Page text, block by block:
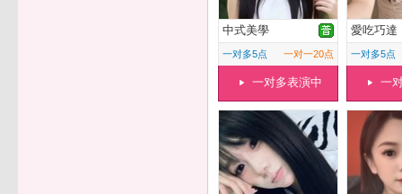
中式美學
一对多5点 一对一20点
一对多表演中
愛吃巧達
一对多5点
一